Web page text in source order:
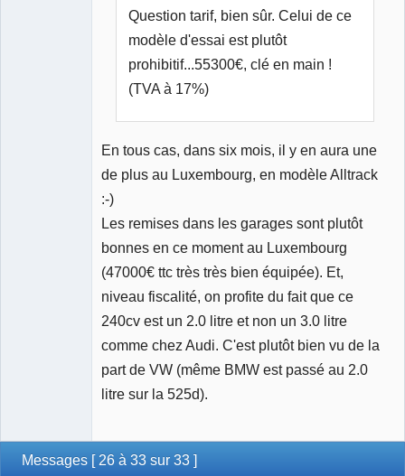
Question tarif, bien sûr. Celui de ce
modèle d'essai est plutôt
prohibitif...55300€, clé en main !
(TVA à 17%)
En tous cas, dans six mois, il y en aura une
de plus au Luxembourg, en modèle Alltrack
:-)
Les remises dans les garages sont plutôt
bonnes en ce moment au Luxembourg
(47000€ ttc très très bien équipée). Et,
niveau fiscalité, on profite du fait que ce
240cv est un 2.0 litre et non un 3.0 litre
comme chez Audi. C'est plutôt bien vu de la
part de VW (même BMW est passé au 2.0
litre sur la 525d).
Messages [ 26 à 33 sur 33 ]